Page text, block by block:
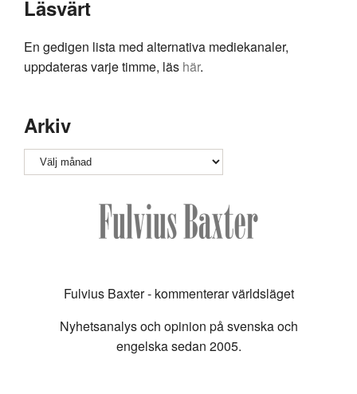
Läsvärt
En gedigen lista med alternativa mediekanaler,
uppdateras varje timme, läs här.
Arkiv
Arkiv
Fulvius Baxter - kommenterar världsläget
Nyhetsanalys och opinion på svenska och
engelska sedan 2005.